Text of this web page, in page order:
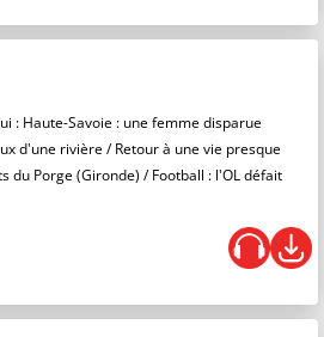
: Haute-Savoie : une femme disparue
d'une rivière / Retour à une vie presque
du Porge (Gironde) / Football : l'OL défait